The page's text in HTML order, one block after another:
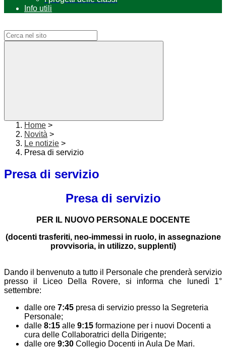
Info utili
Home >
Novità >
Le notizie >
Presa di servizio
Presa di servizio
Presa di servizio
PER IL NUOVO PERSONALE DOCENTE
(docenti trasferiti, neo-immessi in ruolo, in assegnazione
provvisoria, in utilizzo, supplenti)
Dando il benvenuto a tutto il Personale che prenderà servizio
presso il Liceo Della Rovere, si informa che
lunedì 1°
settembre:
dalle ore 7:45 presa di servizio presso la Segreteria
Personale;
dalle 8:15 alle 9:15 formazione per i nuovi Docenti a
cura delle Collaboratrici della Dirigente;
dalle ore 9:30 Collegio Docenti in Aula De Mari.